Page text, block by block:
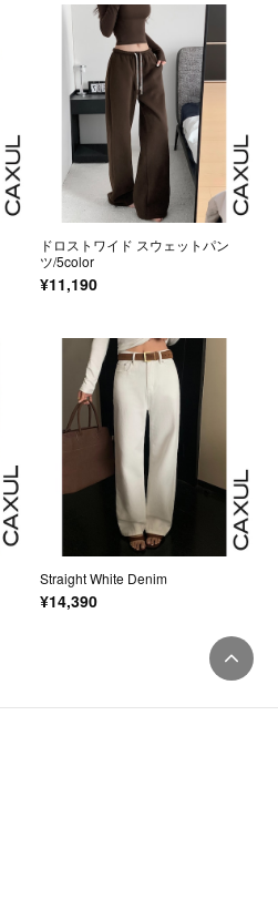
ドロストワイド スウェットパン
ツ/5color
¥11,190
Straight White Denim
¥14,390